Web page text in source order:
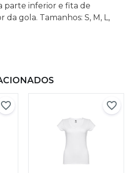
parte inferior e fita de
gola. Tamanhos: S, M, L,